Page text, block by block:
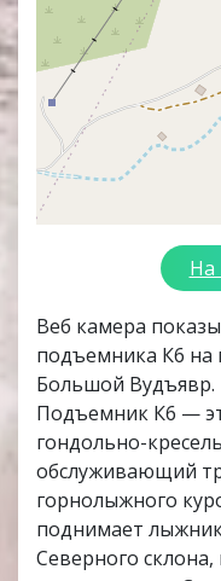
На
Веб камера
подъемника К6
Большой Вудъявр.
Подъемник К6 —
гондольно-
обслуживающий
горнолыжного
поднимает
Северного